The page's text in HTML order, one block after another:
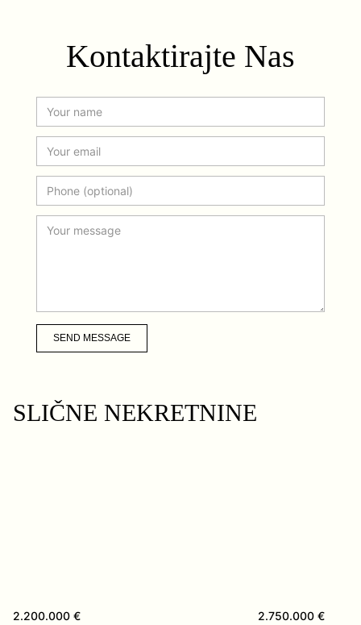
Kontaktirajte Nas
SEND MESSAGE
SLIČNE NEKRETNINE
2.200.000 €
2.750.000 €